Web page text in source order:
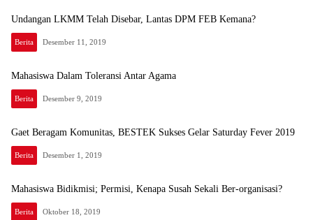
Undangan LKMM Telah Disebar, Lantas DPM FEB Kemana?
Berita Desember 11, 2019
Mahasiswa Dalam Toleransi Antar Agama
Berita Desember 9, 2019
Gaet Beragam Komunitas, BESTEK Sukses Gelar Saturday Fever 2019
Berita Desember 1, 2019
Mahasiswa Bidikmisi; Permisi, Kenapa Susah Sekali Ber-organisasi?
Berita Oktober 18, 2019